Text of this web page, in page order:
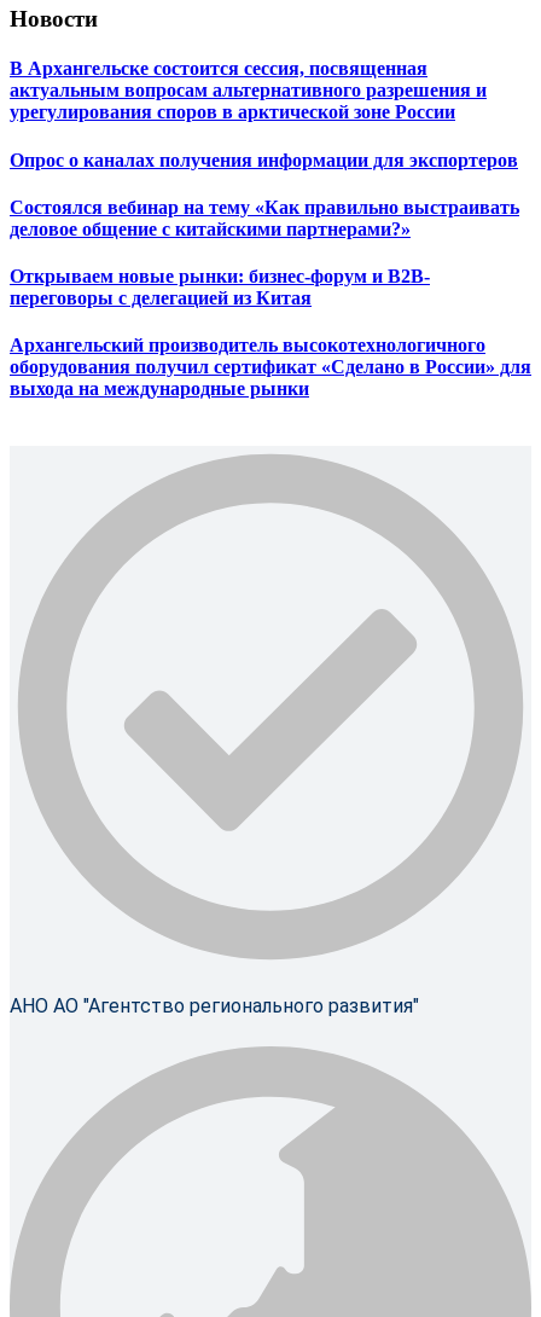
Новости
В Архангельске состоится сессия, посвященная
актуальным вопросам альтернативного разрешения и
урегулирования споров в арктической зоне России
Опрос о каналах получения информации для экспортеров
Состоялся вебинар на тему «Как правильно выстраивать
деловое общение с китайскими партнерами?»
Открываем новые рынки: бизнес-форум и B2B-
переговоры с делегацией из Китая
Архангельский производитель высокотехнологичного
оборудования получил сертификат «Сделано в России» для
выхода на международные рынки
АНО АО "Агентство регионального развития"